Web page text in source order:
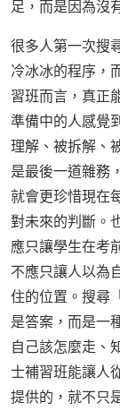
足，而是因為沒
很多人第一次搜
冷冰冰的程序，
習班而言，真正
準備中的人感覺
理解、被拆解、
是最後一道雜務
就會更珍惜現在
對未來的判斷。
應只讓學生在考
不應只讓人以為
住的位置。搜尋
是答案，而是一
自己該怎麼走、
士補習班能讓人
提供的，就不只